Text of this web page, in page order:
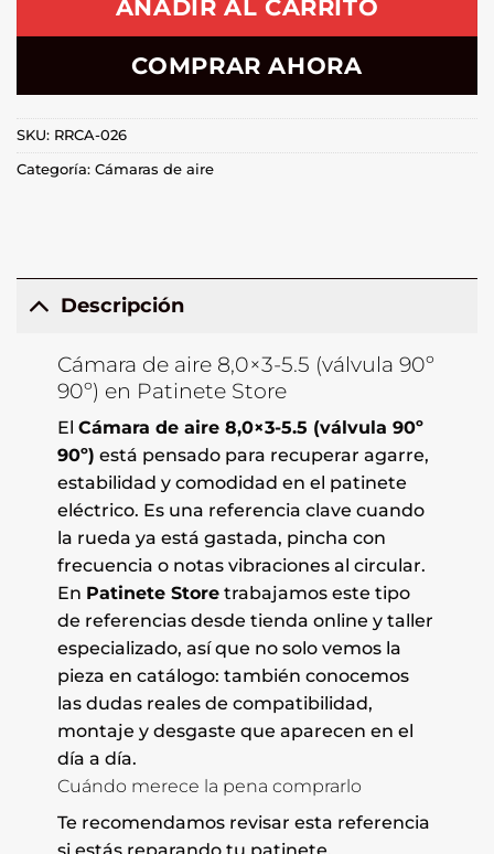
AÑADIR AL CARRITO
COMPRAR AHORA
SKU: RRCA-026
Categoría: Cámaras de aire
Descripción
Cámara de aire 8,0×3-5.5 (válvula 90º
90º) en Patinete Store
El Cámara de aire 8,0×3-5.5 (válvula 90º
90º) está pensado para recuperar agarre,
estabilidad y comodidad en el patinete
eléctrico. Es una referencia clave cuando
la rueda ya está gastada, pincha con
frecuencia o notas vibraciones al circular.
En Patinete Storetrabajamos este tipo
de referencias desde tienda online y taller
especializado, así que no solo vemos la
pieza en catálogo: también conocemos
las dudas reales de compatibilidad,
montaje y desgaste que aparecen en el
día a día.
Cuándo merece la pena comprarlo
Te recomendamos revisar esta referencia